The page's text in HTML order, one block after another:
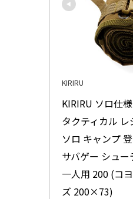
KIRIRU
KIRIRU ソロ仕
タクティカル レ
ソロ キャンプ
サバゲー シュ
一人用 200 (コ
ズ 200×73)